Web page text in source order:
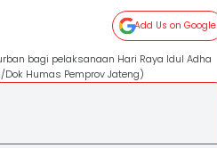
Add Us on Google
bagi pelaksanaan Hari Raya Idul Adha
Humas Pemprov Jateng)